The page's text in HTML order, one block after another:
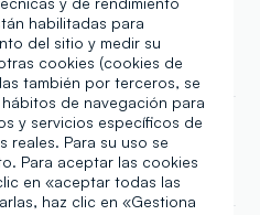
habilitadas para
del sitio y medir su
cookies (cookies de
también por terceros, se
de navegación para
y servicios específicos de
reales. Para su uso se
Para aceptar las cookies
en «aceptar todas las
haz clic en «Gestiona